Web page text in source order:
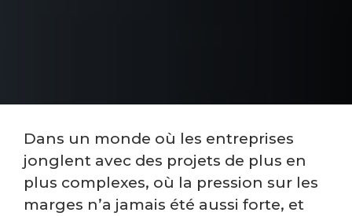
Dans un monde où les entreprises
jonglent avec des projets de plus en
plus complexes, où la pression sur les
marges n’a jamais été aussi forte, et